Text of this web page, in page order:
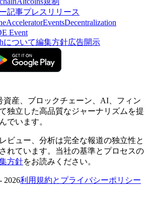
記事プレスリリース
AcceleratorEventsDecentralization
Event
について編集方針広告開示
資産、ブロックチェーン、AI、フィン
独立した高品質なジャーナリズムを提
でいます。
ビュー、分析は完全な報道の独立性と
れています。当社の基準とプロセスの
方針をお読みください。
2026利用規約とプライバシーポリシー